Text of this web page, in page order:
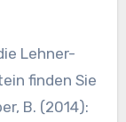
Lehner-
finden Sie
B. (2014):